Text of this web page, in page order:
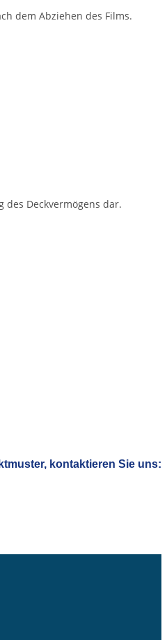
dem Abziehen des Films.
Deckvermögens dar.
, kontaktieren Sie uns: